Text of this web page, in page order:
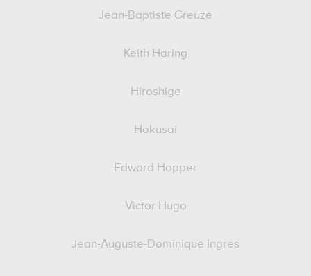
Jean-Baptiste Greuze
Keith Haring
Hiroshige
Hokusai
Edward Hopper
Victor Hugo
Jean-Auguste-Dominique Ingres